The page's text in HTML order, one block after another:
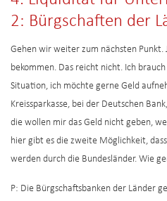
2: Bürgschaften der
Gehen wir weiter zum nächsten Punkt.
bekommen. Das reicht nicht. Ich
Situation, ich möchte gerne Geld
Kreissparkasse, bei der Deutschen
die wollen mir das Geld nicht geben,
hier gibt es die zweite Möglichkeit,
werden durch die Bundesländer. Wie
P: Die Bürgschaftsbanken der Länder